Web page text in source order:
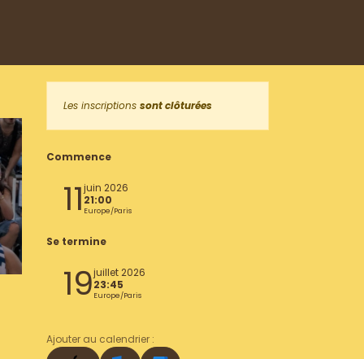
Les inscriptions sont clôturées
Commence
11juin 2026
21:00
Europe/Paris
Se termine
19juillet 2026
23:45
Europe/Paris
Ajouter au calendrier :